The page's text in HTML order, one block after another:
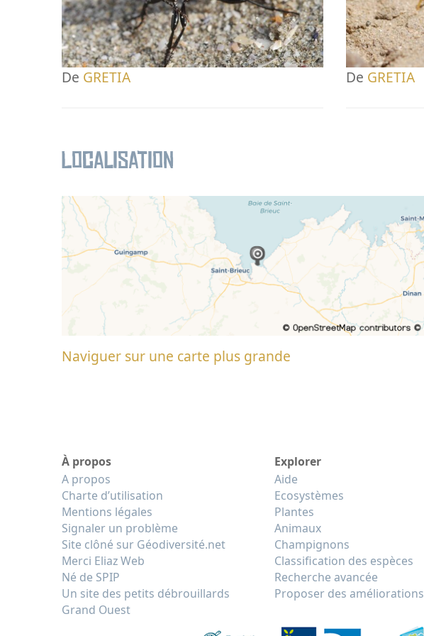
De GRETIA De GRETIA
Localisation
Naviguer sur une carte plus grande
À propos
A propos
Charte d’utilisation
Mentions légales
Signaler un problème
Site clôné sur Géodiversité.net
Merci Eliaz Web
Né de SPIP
Un site des petits débrouillards
Grand Ouest
Explorer
Aide
Ecosystèmes
Plantes
Animaux
Champignons
Classification des espèces
Recherche avancée
Proposer des améliorations